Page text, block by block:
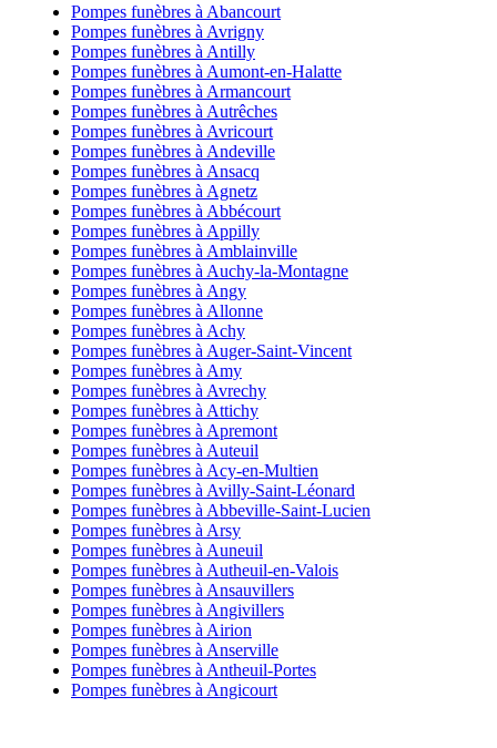
Pompes funèbres à Abancourt
Pompes funèbres à Avrigny
Pompes funèbres à Antilly
Pompes funèbres à Aumont-en-Halatte
Pompes funèbres à Armancourt
Pompes funèbres à Autrêches
Pompes funèbres à Avricourt
Pompes funèbres à Andeville
Pompes funèbres à Ansacq
Pompes funèbres à Agnetz
Pompes funèbres à Abbécourt
Pompes funèbres à Appilly
Pompes funèbres à Amblainville
Pompes funèbres à Auchy-la-Montagne
Pompes funèbres à Angy
Pompes funèbres à Allonne
Pompes funèbres à Achy
Pompes funèbres à Auger-Saint-Vincent
Pompes funèbres à Amy
Pompes funèbres à Avrechy
Pompes funèbres à Attichy
Pompes funèbres à Apremont
Pompes funèbres à Auteuil
Pompes funèbres à Acy-en-Multien
Pompes funèbres à Avilly-Saint-Léonard
Pompes funèbres à Abbeville-Saint-Lucien
Pompes funèbres à Arsy
Pompes funèbres à Auneuil
Pompes funèbres à Autheuil-en-Valois
Pompes funèbres à Ansauvillers
Pompes funèbres à Angivillers
Pompes funèbres à Airion
Pompes funèbres à Anserville
Pompes funèbres à Antheuil-Portes
Pompes funèbres à Angicourt